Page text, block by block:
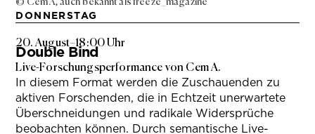
DONNERSTAG
20. August–18:00 Uhr
Double Bind
Live-Forschungsperformance von Cem A.
In diesem Format werden die Zuschauenden zu
aktiven Forschenden, die in Echtzeit unerwartete
Überschneidungen und radikale Widersprüche
beobachten können. Durch semantische Live-